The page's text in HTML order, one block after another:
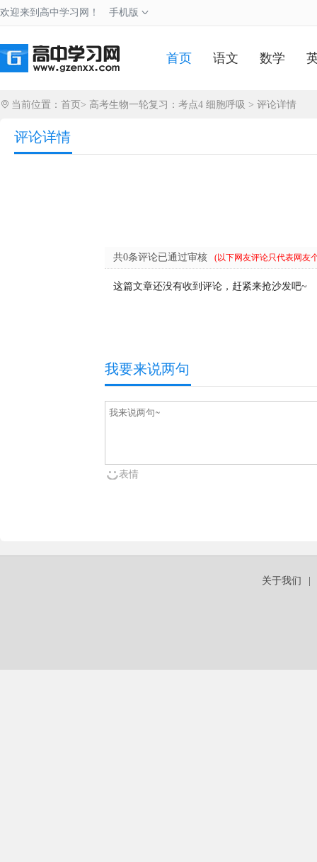
欢迎来到高中学习网！ 手机版
首页 语文 数学
当前位置： 首页 > 高考生物一轮复习：考点4 细胞呼吸 > 评论详情
评论详情
共0条评论已通过审核 (以下网友评论只代表网友
这篇文章还没有收到评论，赶紧来抢沙发吧~
我要来说两句
表情
关于我们